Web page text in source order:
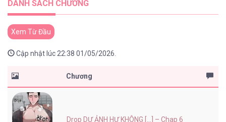
DANH SÁCH CHƯƠNG
Xem Từ Đầu
Cập nhật lúc 22:38 01/05/2026.
Chương
Drop DƯ ẢNH HƯ KHÔNG [...] – Chap 6